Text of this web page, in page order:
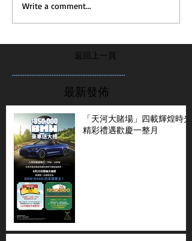
Write a comment...
返回上一頁
...............................................................
最新發佈
「天河大賭場」四載輝煌時光
精彩禮遇歡慶一整月